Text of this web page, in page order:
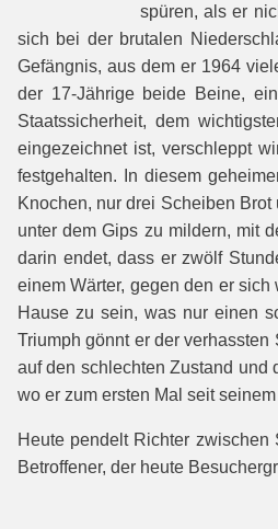
spüren, als er
sich bei der brutalen
Gefängnis, aus dem er 1964
der 17-Jährige beide Beine,
Staatssicherheit, dem
eingezeichnet ist, verschleppt
festgehalten. In diesem
Knochen, nur drei Scheiben
unter dem Gips zu mildern, mit
darin endet, dass er zwölf
einem Wärter, gegen den er
Hause zu sein, was nur einen
Triumph gönnt er der
auf den schlechten Zustand und
wo er zum ersten Mal seit
Heute pendelt Richter
Betroffener, der heute